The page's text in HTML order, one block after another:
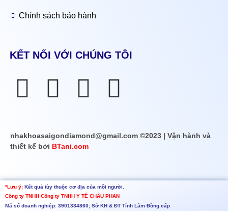
Chính sách bảo hành
KẾT NỐI VỚI CHÚNG TÔI
nhakhoasaigondiamond@gmail.com ©2023 | Vận hành và
thiết kế bởi BTani.com
*Lưu ý: Kết quả tùy thuộc cơ địa của mỗi người.
Công ty TNHH Công ty TNHH Y TẾ CHÂU PHAN
Mã số doanh nghiệp: 3901334860; Sở KH & ĐT Tỉnh Lâm Đồng cấp